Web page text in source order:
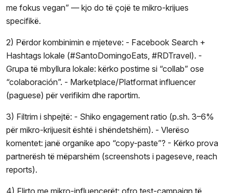
me fokus vegan” — kjo do të çojë te mikro-krijues
specifikë.
2) Përdor kombinimin e mjeteve: - Facebook Search +
Hashtags lokale (#SantoDomingoEats, #RDTravel). -
Grupa të mbyllura lokale: kërko postime si “collab” ose
“colaboración”. - Marketplace/Platformat influencer
(paguese) për verifikim dhe raportim.
3) Filtrim i shpejtë: - Shiko engagement ratio (p.sh. 3–6%
për mikro-krijuesit është i shëndetshëm). - Vlerëso
komentet: janë organike apo “copy-paste”? - Kërko prova
partnerësh të mëparshëm (screenshots i pageseve, reach
reports).
4) Flirto me mikro-influencerët: ofro test-campaign të